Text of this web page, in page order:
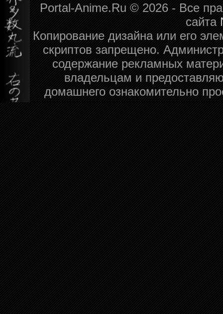
Portal-Anime.Ru © 2026 - Все
сайта
Копирование дизайна или его
скриптов запрещено.
содержание рекламных
владельцам и
домашнего ознакомительно